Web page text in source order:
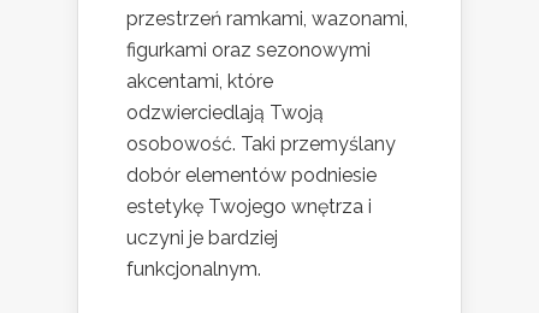
przestrzeń ramkami, wazonami,
figurkami oraz sezonowymi
akcentami, które
odzwierciedlają Twoją
osobowość. Taki przemyślany
dobór elementów podniesie
estetykę Twojego wnętrza i
uczyni je bardziej
funkcjonalnym.